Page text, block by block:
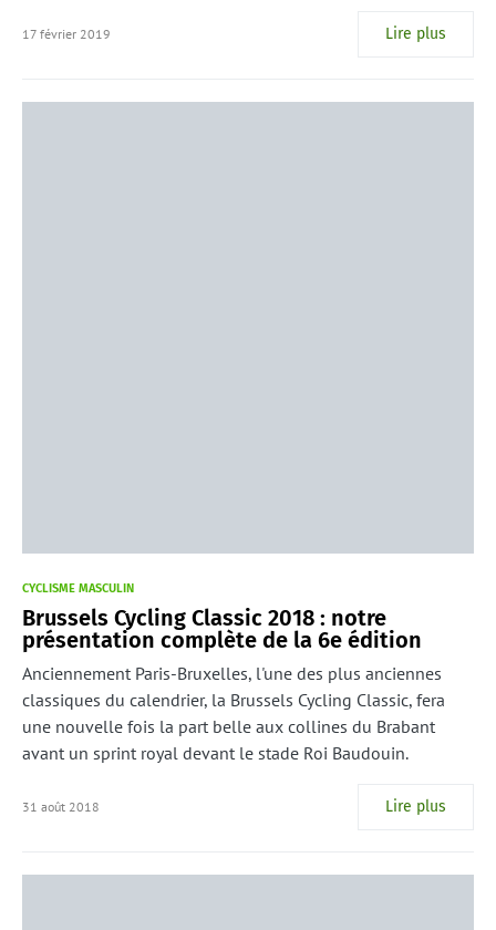
17 février 2019 Lire plus
CYCLISME MASCULIN
Brussels Cycling Classic 2018 : notre
présentation complète de la 6e édition
Anciennement Paris-Bruxelles, l'une des plus anciennes
classiques du calendrier, la Brussels Cycling Classic, fera
une nouvelle fois la part belle aux collines du Brabant
avant un sprint royal devant le stade Roi Baudouin.
31 août 2018 Lire plus